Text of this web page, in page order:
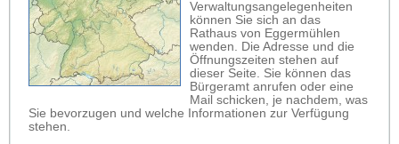
Verwaltungsangelegenheiten
können Sie sich an das
Rathaus von Eggermühlen
wenden. Die Adresse und die
Öffnungszeiten stehen auf
dieser Seite. Sie können das
Bürgeramt anrufen oder eine
Mail schicken, je nachdem, was
Sie bevorzugen und welche Informationen zur Verfügung
stehen.